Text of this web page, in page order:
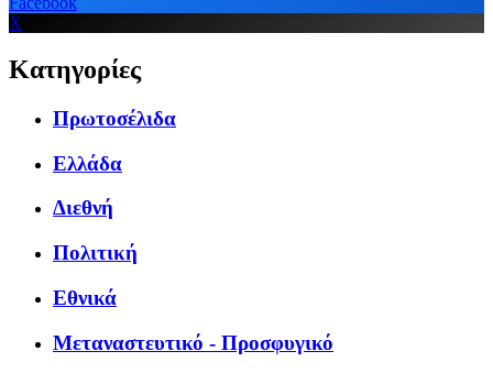
X
Κατηγορίες
Πρωτοσέλιδα
Ελλάδα
Διεθνή
Πολιτική
Εθνικά
Μεταναστευτικό - Προσφυγικό